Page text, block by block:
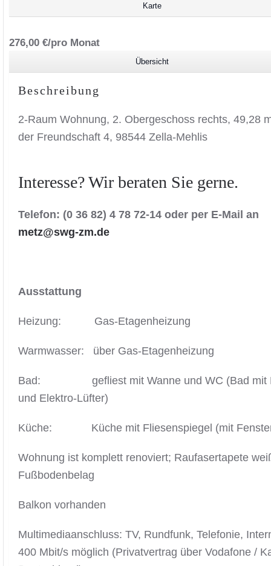
Karte
276,00 €/pro Monat
Übersicht
Beschreibung
2-Raum Wohnung, 2. Obergeschoss rechts, 49,28
der Freundschaft 4, 98544 Zella-Mehlis
Interesse? Wir beraten Sie gerne.
Telefon: (0 36 82) 4 78 72-14 oder per E-Mail an
metz@swg-zm.de
Ausstattung
Heizung: Gas-Etagenheizung
Warmwasser: über Gas-Etagenheizung
Bad: gefliest mit Wanne und WC (Bad mit
und Elektro-Lüfter)
Küche: Küche mit Fliesenspiegel (mit
Wohnung ist komplett renoviert; Raufasertapete
Fußbodenbelag
Balkon vorhanden
Multimediaanschluss: TV, Rundfunk, Telefonie,
400 Mbit/s möglich (Privatvertrag über Vodafone /